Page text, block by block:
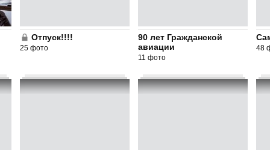
Отпуск!!!!
25 фото
90 лет Гражданской
авиации
11 фото
48